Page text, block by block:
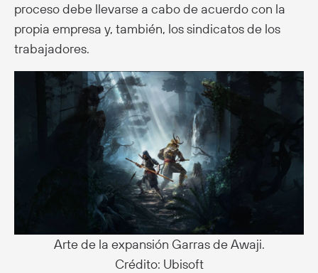
proceso debe llevarse a cabo de acuerdo con la
propia empresa y, también, los sindicatos de los
trabajadores.
Arte de la expansión Garras de Awaji.
Crédito: Ubisoft